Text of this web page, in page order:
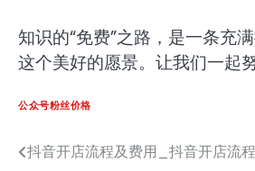
知识的“免费”之路，是一条充
这个美好的愿景。让我们一起
公众号粉丝价格
文抖音开店流程及费用_抖音开店流